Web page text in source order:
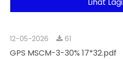
12-05-2026 61
GPS MSCM-3-30% 17*32.pdf